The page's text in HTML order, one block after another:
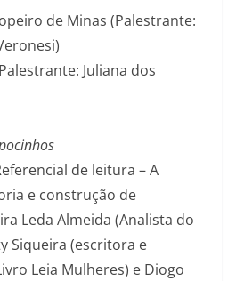
de Minas (Palestrante:
Juliana dos
de leitura – A
e construção de
Leda Almeida (Analista do
Siqueira (escritora e
Leia Mulheres) e Diogo